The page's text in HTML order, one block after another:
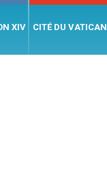
XIV CITÉ DU VATICAN